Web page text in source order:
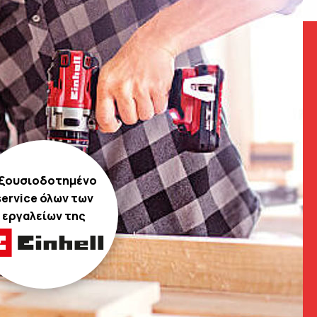
όλων των
εργαλείων της